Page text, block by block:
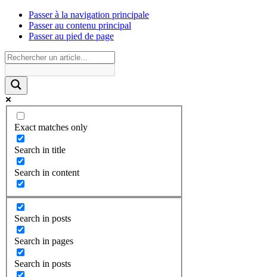
Passer à la navigation principale
Passer au contenu principal
Passer au pied de page
Exact matches only
Search in title
Search in content
Search in posts
Search in pages
Search in posts